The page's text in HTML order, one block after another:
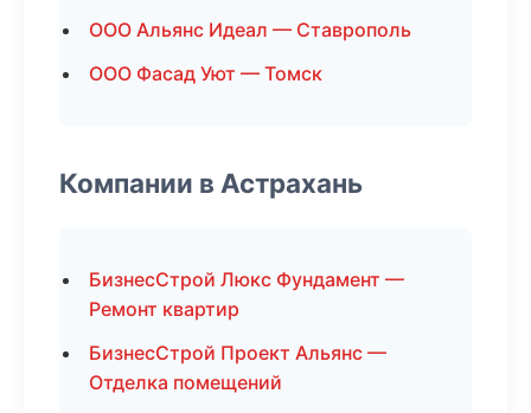
ООО Альянс Идеал — Ставрополь
ООО Фасад Уют — Томск
Компании в Астрахань
БизнесСтрой Люкс Фундамент —
Ремонт квартир
БизнесСтрой Проект Альянс —
Отделка помещений